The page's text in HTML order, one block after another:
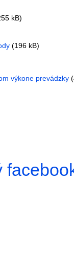
kB)
(196 kB)
výkone prevádzky